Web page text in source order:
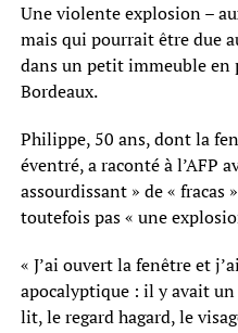
Une violente explosion –
mais qui pourrait être due
dans un petit immeuble en
Bordeaux.
Philippe, 50 ans, dont la
éventré, a raconté à l’AFP
assourdissant » de « fracas
toutefois pas « une
« J’ai ouvert la fenêtre et
apocalyptique : il y avait
lit, le regard hagard, le